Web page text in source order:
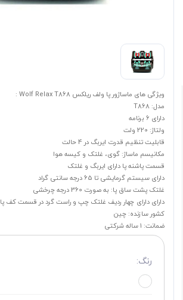
ویژگی های ماساژور پا ولف ریلکس Wolf Relax T868 :
مدل: T868
دارای 6 برنامه
ولتاژ: 220 ولت
قابلیت تنظیم قدرت ایربگ در 4 حالت
مکانیسم ماساژ: گوی، غلتک و کیسه هوا
قسمت پاشنه پا دارای ایربگ و غلتک
دارای سیستم گرمایشی تا 65 درجه سانتی گراد
غلتک پشت ساق پا: به صورت 360 درجه چرخشی
دارای دارای چهار ردیف غلتک چپ و راست گرد در قسمت کف پا
کشور سازنده: چین
ضمانت: 1 ساله شرکتی
رنگ: